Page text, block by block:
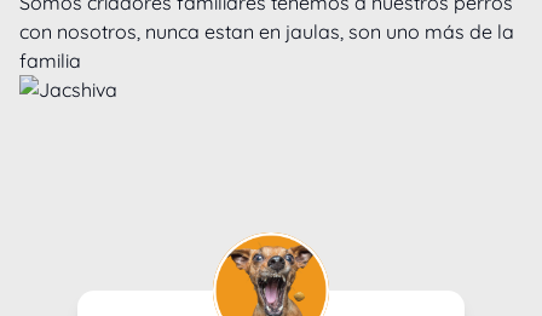
con nosotros, nunca estan en jaulas, son uno más de la
familia